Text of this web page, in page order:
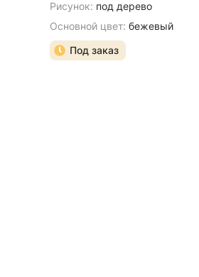
Рисунок: под дерево
Основной цвет: бежевый
Под заказ